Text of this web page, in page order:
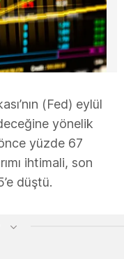
(Fed) eylül
yönelik
yüzde 67
ihtimali, son
düştü.